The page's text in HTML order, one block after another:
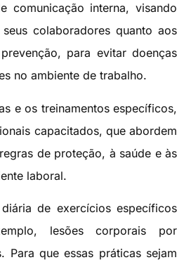
comunicação interna, visando
colaboradores quanto aos
para evitar doenças
no ambiente de trabalho.
e os treinamentos específicos,
capacitados, que abordem
de proteção, à saúde e às
laboral.
de exercícios específicos
lesões corporais por
Para que essas práticas sejam